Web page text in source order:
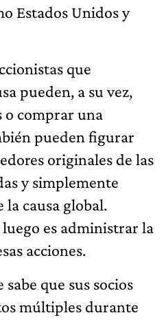
Estados Unidos y
que
pueden, a su vez,
o comprar una
pueden figurar
originales de las
y simplemente
causa global.
es administrar la
acciones.
sabe que sus socios
múltiples durante